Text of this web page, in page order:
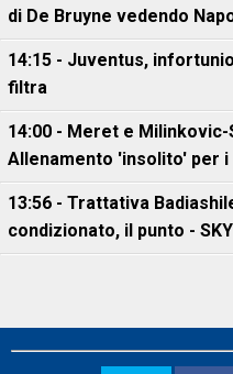
di De Bruyne vedendo
14:15 - Juventus,
filtra
14:00 - Meret e
Allenamento 'insolito' per i
13:56 - Trattativa
condizionato, il punto - SKY